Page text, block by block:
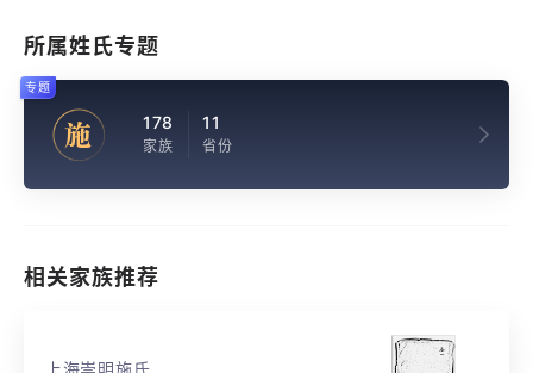
所属姓氏专题
施 178
家族
11
省份
专题
相关家族推荐
上海崇明施氏